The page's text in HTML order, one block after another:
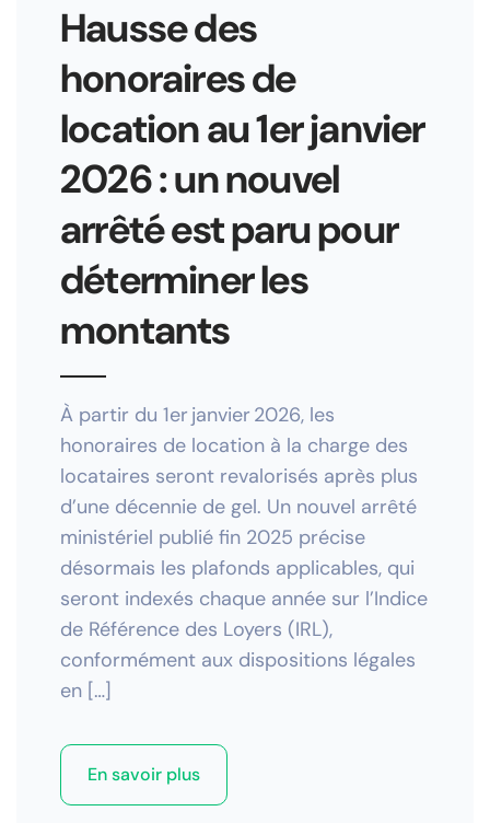
Hausse des
honoraires de
location au 1er janvier
2026 : un nouvel
arrêté est paru pour
déterminer les
montants
À partir du 1er janvier 2026, les
honoraires de location à la charge des
locataires seront revalorisés après plus
d’une décennie de gel. Un nouvel arrêté
ministériel publié fin 2025 précise
désormais les plafonds applicables, qui
seront indexés chaque année sur l’Indice
de Référence des Loyers (IRL),
conformément aux dispositions légales
en […]
En savoir plus